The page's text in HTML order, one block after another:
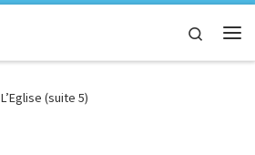
Search
L’Eglise (suite 5)